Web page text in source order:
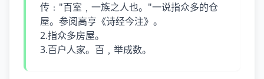
传﹕"百室﹐一族之人也。"一说指众多的仓
屋。参阅高亨《诗经今注》。
2.指众多房屋。
3.百户人家。百﹐举成数。